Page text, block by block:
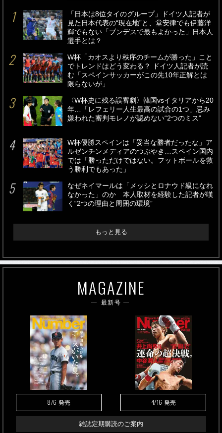
「日本は8位タイのグループ」ドイツ人記者が
見た日本代表の“現在地”と、堂安律でも伊藤洋
輝でもない「ブンデスで最もよかった」日本人
選手とは？
W杯「カオスより秩序のチームが勝った」こと
でトレンドはどう変わる？ ドイツ人記者が読
む「スペインサッカーがこの先10年正解とは
限らないが」
〈W杯史に残る誤審劇〉韓国vsイタリアから20
年…「レフェリー人生最高の試合の1つ」忌み
嫌われた審判モレノが認めない“2つのミス”
W杯優勝スペインは「妥当な勝者だったな」ア
ルゼンチンメディアのつぶやき…スペイン国内
では「勝っただけではない。フットボールを救
う勝利でもあった」
なぜネイマールは「メッシとロナウド級になれ
なかった」のか 本人取材を経験した記者が嘆
く“2つの理由と周囲の環境”
もっと見る
MAGAZINE
最新号
8/6 発売 4/16 発売
雑誌定期購読のご案内